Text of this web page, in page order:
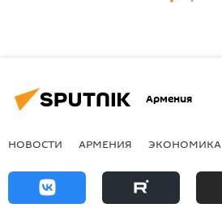
Армения
НОВОСТИ АРМЕНИЯ ЭКОНОМИКА